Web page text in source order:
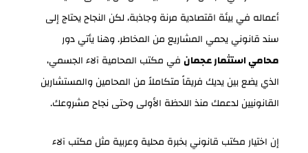
أعماله في بيئة اقتصادية مرنة وجاذبة، لكن النجاح يحتاج إلى
سند قانوني يحمي المشاريع من المخاطر. وهنا يأتي دور
محامي استثمار عجمانفي مكتب المحامية آلاء الجسمي،
الذي يضع بين يديك فريقاً متكاملاً من المحامين والمستشارين
القانونيين لدعمك منذ اللحظة الأولى وحتى نجاح مشروعك.
إن اختيار مكتب قانوني بخبرة محلية وعربية مثل مكتب آلاء